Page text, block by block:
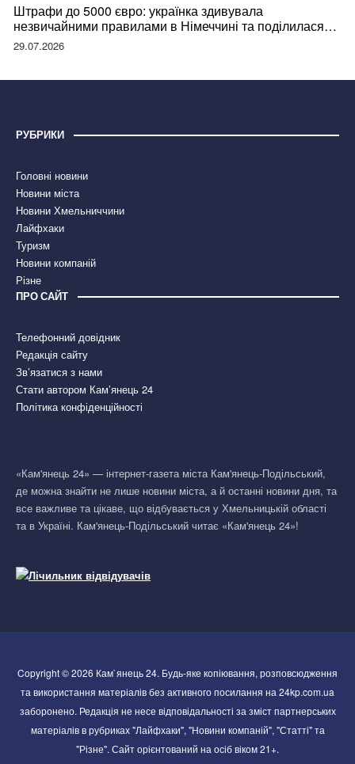
Штрафи до 5000 євро: українка здивувала
незвичайними правилами в Німеччині та поділилася
правдою
29.07.2026
РУБРИКИ
Головні новини
Новини міста
Новини Хмельниччини
Лайфхаки
Туризм
Новини компаній
Різне
ПРО САЙТ
Телефонний довідник
Редакція сайту
Зв’язатися з нами
Стати автором Кам’янець 24
Політика конфіденційності
«Кам'янець 24» — інтернет-газета міста Кам'янець-Подільський,
де можна знайти не лише новини міста, а й останні новини дня, та
все важливе та цікаве, що відбувається у Хмельницькій області
та в Україні. Кам'янець-Подільський читає «Кам'янець 24»!
Copyright © 2026 Кам`янець 24. Будь-яке копіювання, розповсюдження
та використання матеріалів без активного посилання на 24kp.com.ua
заборонено. Редакція не несе відповідальності за зміст партнерських
матеріалів в рубриках "Лайфхаки", "Новини компаній", "Статті" та
"Різне". Сайт орієнтований на осіб віком 21+.